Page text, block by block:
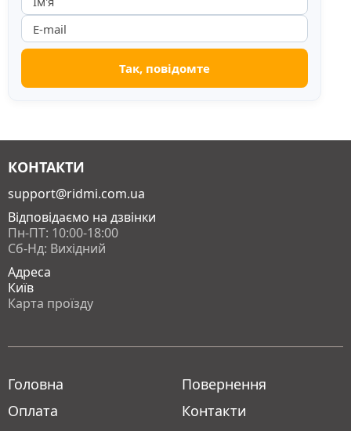
КОНТАКТИ
support@ridmi.com.ua
Відповідаємо на дзвінки
Пн-ПТ: 10:00-18:00
Сб-Нд: Вихідний
Адреса
Київ
Карта проїзду
Головна
Оплата
Повернення
Контакти